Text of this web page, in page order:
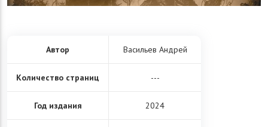
Автор Васильев Андрей
Количество страниц ---
Год издания 2024